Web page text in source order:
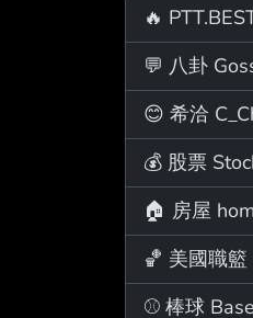
🔥
💬 八卦
😊 希洽
💰 股票
🏠 房屋
🏀 美國職
⚾ 棒球